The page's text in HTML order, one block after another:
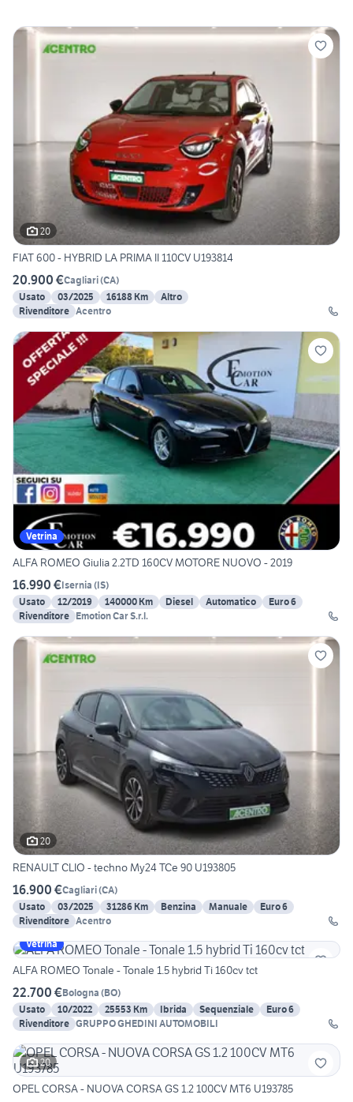
20
FIAT 600 - HYBRID LA PRIMA II 110CV U193814
20.900 €Cagliari(CA)
Usato
03/2025 16188 Km
Altro
Rivenditore Acentro
Vetrina
ALFA ROMEO Giulia 2.2TD 160CV MOTORE NUOVO - 2019
16.990 €Isernia (IS)
Usato
12/2019 140000 Km Diesel Automatico
Euro 6
Rivenditore Emotion Car S.r.l.
20
RENAULT CLIO - techno My24 TCe 90 U193805
16.900 €Cagliari(CA)
Usato
03/2025 31286 Km Benzina Manuale
Euro 6
Rivenditore Acentro
Vetrina
ALFA ROMEO Tonale - Tonale 1.5 hybrid Ti 160cv tct
22.700 €Bologna (BO)
Usato
10/2022 25553 Km Ibrida Sequenziale
Euro 6
Rivenditore GRUPPO GHEDINI AUTOMOBILI
20
OPEL CORSA - NUOVA CORSA GS 1.2 100CV MT6 U193785